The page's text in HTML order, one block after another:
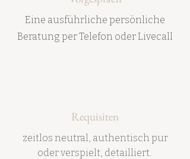
Eine ausführliche persönliche
Beratung per Telefon oder Livecall
Requisiten
zeitlos neutral, authentisch pur
oder verspielt, detailliert.